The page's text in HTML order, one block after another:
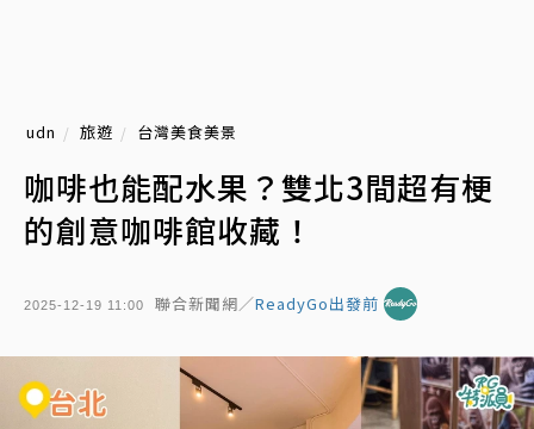
udn 旅遊 台灣美食美景
咖啡也能配水果？雙北3間超有梗
的創意咖啡館收藏！
2025-12-19 11:00 聯合新聞網／ReadyGo出發前